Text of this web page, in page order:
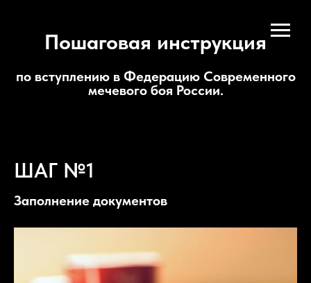
Пошаговая инструкция
по вступлению в Федерацию Современного
мечевого боя России.
ШАГ №1
Заполнение документов